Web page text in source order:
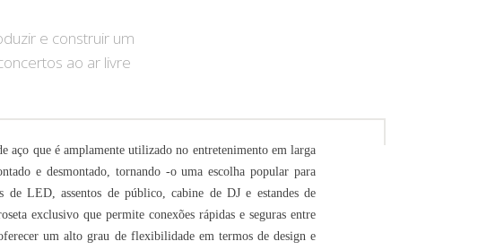
eventos Preço da caixa de voo
Preço de máquinas de palco
Preço do andaime de alumínio
Produto típico
e construir um
ao ar livre
aço que é amplamente utilizado no entretenimento em larga
e desmontado, tornando -o uma escolha popular para
de LED, assentos de público, cabine de DJ e estandes de
exclusivo que permite conexões rápidas e seguras entre
um alto grau de flexibilidade em termos de design e